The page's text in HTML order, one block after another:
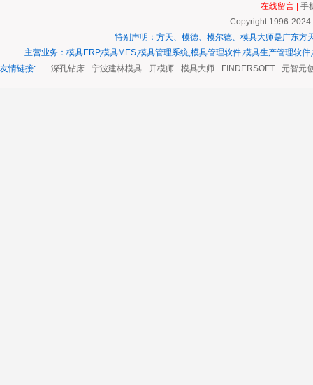
在线留言
手
Copyright 1996-2024
特别声明：方天、模德、模尔德、模具大师是广东
主营业务：模具ERP,模具MES,模具管理系统,模具管理软件,模具生产管理软
友情链接:
具钢材 深孔钻床 宁波建林模具 开模师 模具大师 FINDERSOFT 元智元创